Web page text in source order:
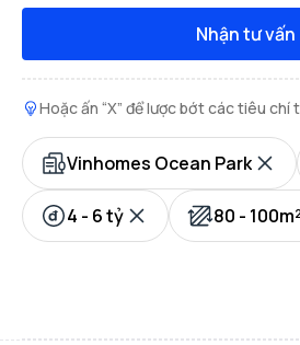
Nhận tư vấn
Hoặc ấn “X” để lược bớt các tiêu chí
Vinhomes Ocean Park
4 - 6 tỷ 80 - 100m²